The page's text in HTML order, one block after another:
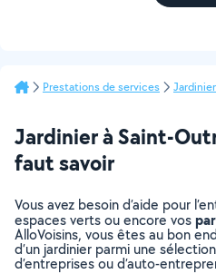
Prestations de services
Jardinier à Saint-
faut savoir
Vous avez besoin d’aide pour
espaces verts ou encore vos
AlloVoisins, vous êtes au bon
d’un jardinier parmi une
d’entreprises ou d’auto-